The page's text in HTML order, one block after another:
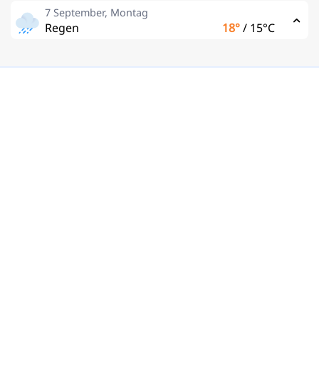
7 September, Montag
Regen 18°/ 15°C